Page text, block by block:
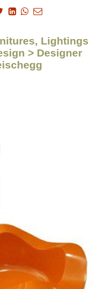
Lightings
> Designer